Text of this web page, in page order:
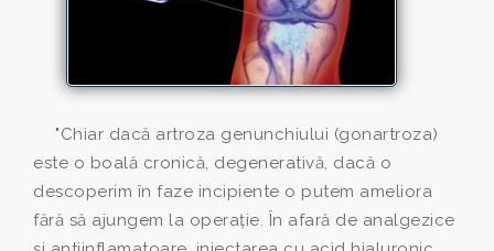
"Chiar dacă artroza genunchiului (gonartroza)
este o boală cronică, degenerativă, dacă o
descoperim în faze incipiente o putem ameliora
fără să ajungem la operaţie. În afară de analgezice